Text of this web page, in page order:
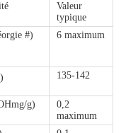
Valeur
typique
#) 6 maximum
135-142
g)
0,2
maximum